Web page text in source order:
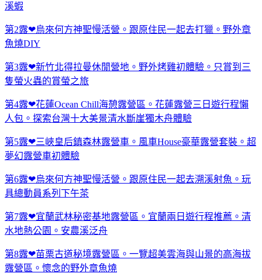
溪蝦
第2露❤烏來何方神聖慢活營。跟原住民一起去打獵。野外章
魚燒DIY
第3露❤新竹北得拉曼休閒營地。野外烤雞初體驗。只賞到三
隻螢火蟲的賞螢之旅
第4露❤花蓮Ocean Chill海憩露營區。花蓮露營三日遊行程懶
人包。探索台灣十大美景清水斷崖獨木舟體驗
第5露❤三峽皇后鎮森林露營車。風車House豪華露營套裝。超
夢幻露營車初體驗
第6露❤烏來何方神聖慢活營。跟原住民一起去溯溪射魚。玩
具總動員系列下午茶
第7露❤宜蘭武林秘密基地露營區。宜蘭兩日遊行程推薦。清
水地熱公園。安農溪泛舟
第8露❤苗栗古道秘境露營區。一覽超美雲海與山景的高海拔
露營區。懷念的野外章魚燒